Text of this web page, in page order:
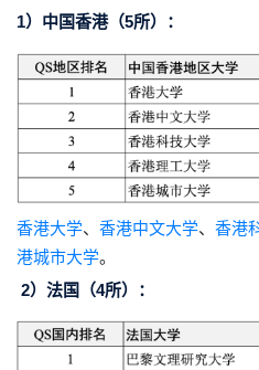
1）中国香港（5所）：
香港大学、 香港中文大学、 香港
港城市大学。
2）法国（4所）：